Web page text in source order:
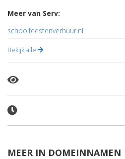
Meer van Serv:
schoolfeestenverhuur.nl
Bekijk alle
MEER IN DOMEINNAMEN